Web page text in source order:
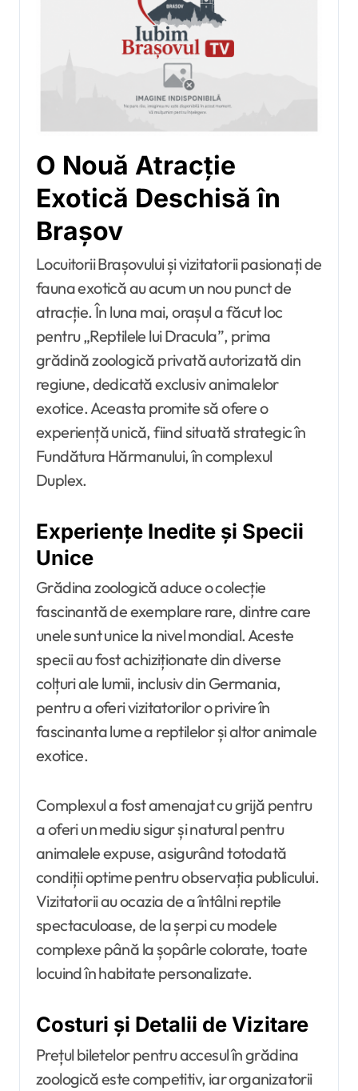
O Nouă Atracție
Exotică Deschisă în
Brașov
Locuitorii Brașovului și vizitatorii pasionați de
fauna exotică au acum un nou punct de
atracție. În luna mai, orașul a făcut loc
pentru „Reptilele lui Dracula”, prima
grădină zoologică privată autorizată din
regiune, dedicată exclusiv animalelor
exotice. Aceasta promite să ofere o
experiență unică, fiind situată strategic în
Fundătura Hărmanului, în complexul
Duplex.
Experiențe Inedite și Specii
Unice
Grădina zoologică aduce o colecție
fascinantă de exemplare rare, dintre care
unele sunt unice la nivel mondial. Aceste
specii au fost achiziționate din diverse
colțuri ale lumii, inclusiv din Germania,
pentru a oferi vizitatorilor o privire în
fascinanta lume a reptilelor și altor animale
exotice.
Complexul a fost amenajat cu grijă pentru
a oferi un mediu sigur și natural pentru
animalele expuse, asigurând totodată
condiții optime pentru observația publicului.
Vizitatorii au ocazia de a întâlni reptile
spectaculoase, de la șerpi cu modele
complexe până la șopârle colorate, toate
locuind în habitate personalizate.
Costuri și Detalii de Vizitare
Prețul biletelor pentru accesul în grădina
zoologică este competitiv, iar organizatorii